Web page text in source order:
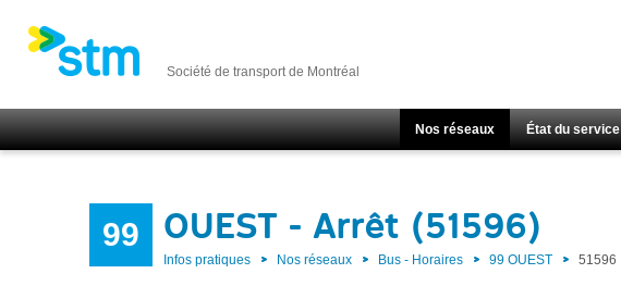
Société de transport de Montréal
Nos réseaux État du service
99 OUEST - Arrêt (51596)
Infos pratiques Nos réseaux Bus - Horaires 99 OUEST 51596